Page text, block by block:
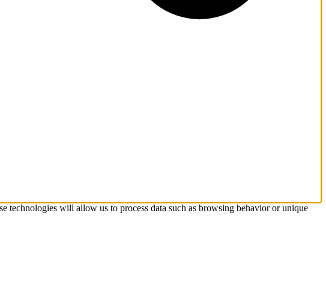
technologies will allow us to process data such as browsing behavior or unique